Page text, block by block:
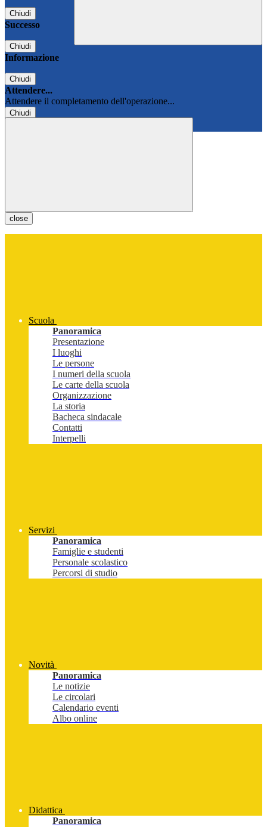
Chiudi
Successo
Chiudi
Informazione
Chiudi
Attendere...
Attendere il completamento dell'operazione...
Chiudi
close
Scuola
Panoramica
Presentazione
I luoghi
Le persone
I numeri della scuola
Le carte della scuola
Organizzazione
La storia
Bacheca sindacale
Contatti
Interpelli
Servizi
Panoramica
Famiglie e studenti
Personale scolastico
Percorsi di studio
Novità
Panoramica
Le notizie
Le circolari
Calendario eventi
Albo online
Didattica
Panoramica